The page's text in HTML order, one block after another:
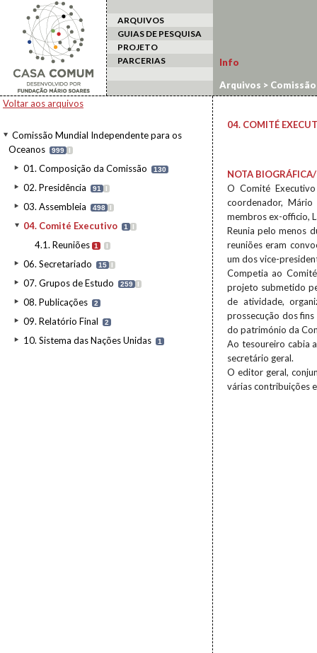
ARQUIVOS
GUIAS DE PESQUISA
PROJETO
PARCERIAS
Voltar aos arquivos
Comissão Mundial Independente para os
Oceanos
999 I
01. Composição da Comissão 130
02. Presidência 91 I
03. Assembleia 498 I
04. Comité Executivo 1 I
4.1. Reuniões 1 I
06. Secretariado 15 I
07. Grupos de Estudo 259 I
08. Publicações 2
09. Relatório Final 2
10. Sistema das Nações Unidas 1
Info
Arquivos >
04. COMITÉ
NOTA
O Comité
coordenador,
membros ex-officio,
Reunia pelo menos
reuniões eram
um dos vice-
Competia ao
projeto submetido
de atividade,
prossecução dos
do património da
Ao tesoureiro cabia
secretário geral.
O editor geral,
várias contribuições